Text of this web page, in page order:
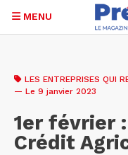
contenu
MENU
LES ENTREPRISES QUI
— Le 9 janvier 2023
1er février
Crédit